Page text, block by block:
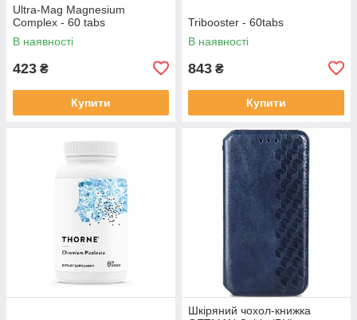
Ultra-Mag Magnesium
Complex - 60 tabs
В наявності
423 ₴
Купити
Tribooster - 60tabs
В наявності
843 ₴
Купити
Шкіряний чохол-книжка